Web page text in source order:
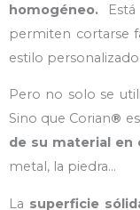
homogéneo.
permiten cortarse
estilo personalizado.
Pero no solo se
Sino que Corian®
de su material en
metal, la piedra…
La superficie